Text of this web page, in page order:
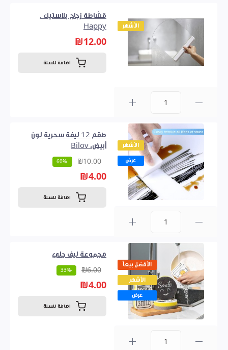
الأشهر
قشاطة زجاج بلاستيك ,
Happy
₪12.00
اضافة للسلة
الأشهر
عرض
طقم 12 ليفة سحرية لون
أبيض، Bilov
₪10.00
-60%
₪4.00
اضافة للسلة
الأفضل بيعاً
الأشهر
عرض
مجموعة ليف جلي
₪6.00
-33%
₪4.00
اضافة للسلة